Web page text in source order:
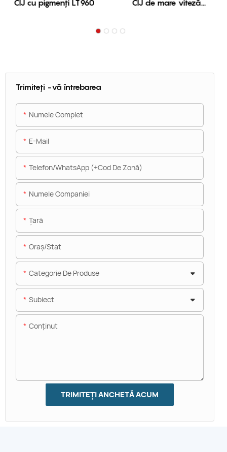
电线
CIJ cu pigmenți LT960
CIJ de mare viteză
Trimiteți -vă întrebarea
Numele Complet
E-Mail
Telefon/WhatsApp (+Cod De Zonă)
Numele Companiei
Ţară
Oraș/stat
Categorie De Produse
Subiect
Conţinut
TRIMITEȚI ANCHETĂ ACUM